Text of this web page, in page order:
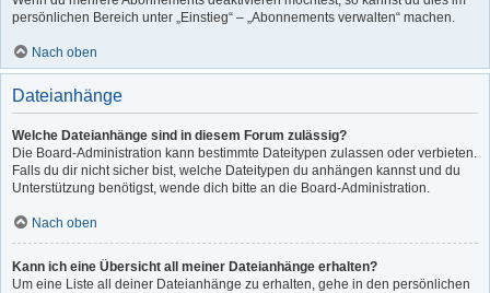
persönlichen Bereich unter „Einstieg“ – „Abonnements verwalten“ machen.
Nach oben
Dateianhänge
Welche Dateianhänge sind in diesem Forum zulässig?
Die Board-Administration kann bestimmte Dateitypen zulassen oder verbieten.
Falls du dir nicht sicher bist, welche Dateitypen du anhängen kannst und du
Unterstützung benötigst, wende dich bitte an die Board-Administration.
Nach oben
Kann ich eine Übersicht all meiner Dateianhänge erhalten?
Um eine Liste all deiner Dateianhänge zu erhalten, gehe in den persönlichen